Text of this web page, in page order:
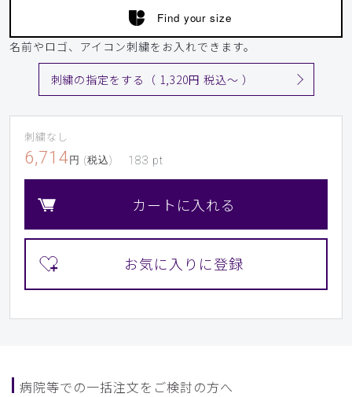
Find your size
名前やロゴ、アイコン刺繍をお入れできます。
刺繍の指定をする（ 1,320円 税込〜 ）
刺繍なし
6,714円 (税込) 183 pt
カートに入れる
病院等での一括注文をご検討の方へ